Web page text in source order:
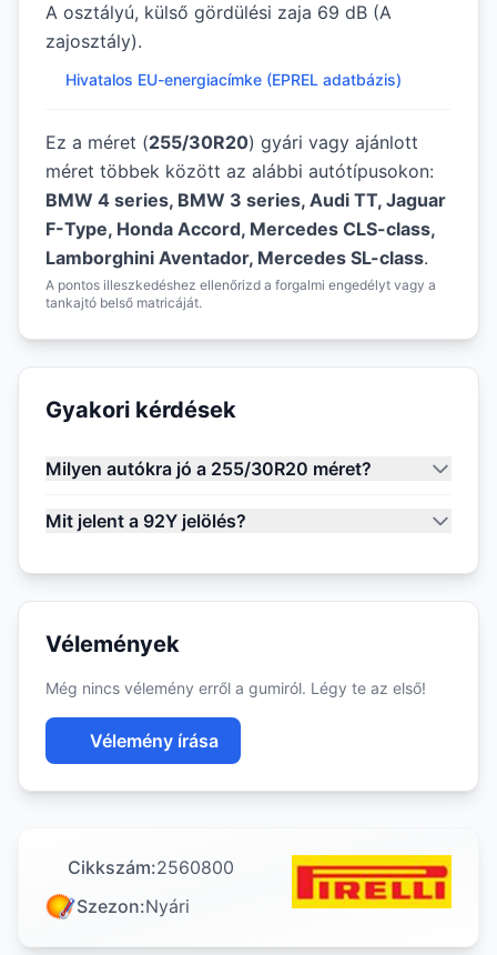
A osztályú, külső gördülési zaja 69 dB (A
zajosztály).
Hivatalos EU-energiacímke (EPREL adatbázis)
Ez a méret (255/30R20) gyári vagy ajánlott
méret többek között az alábbi autótípusokon:
BMW 4 series, BMW 3 series, Audi TT, Jaguar
F-Type, Honda Accord, Mercedes CLS-class,
Lamborghini Aventador, Mercedes SL-class.
A pontos illeszkedéshez ellenőrizd a forgalmi engedélyt vagy a
tankajtó belső matricáját.
Gyakori kérdések
Milyen autókra jó a 255/30R20 méret?
Mit jelent a 92Y jelölés?
Vélemények
Még nincs vélemény erről a gumiról. Légy te az első!
Vélemény írása
Cikkszám:2560800
Szezon:Nyári